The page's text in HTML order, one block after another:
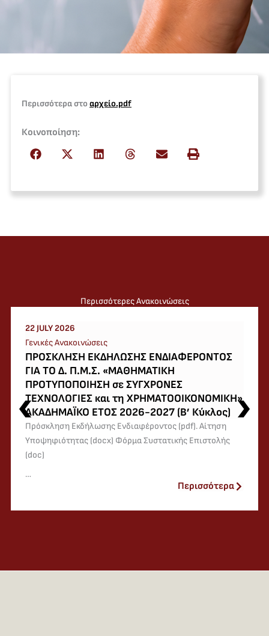
Περισσότερα στο αρχείο.pdf
Κοινοποίηση:
Περισσότερες Ανακοινώσεις
22 JULY 2026
Γενικές Ανακοινώσεις
ΠΡΟΣΚΛΗΣΗ ΕΚΔΗΛΩΣΗΣ ΕΝΔΙΑΦΕΡΟΝΤΟΣ
ΓΙΑ ΤΟ Δ. Π.Μ.Σ. «ΜΑΘΗΜΑΤΙΚΗ
ΠΡΟΤΥΠΟΠΟΙΗΣΗ σε ΣΥΓΧΡΟΝΕΣ
ΤΕΧΝΟΛΟΓΙΕΣ και τη ΧΡΗΜΑΤΟΟΙΚΟΝΟΜΙΚΗ»
ΑΚΑΔΗΜΑΪΚΟ ΕΤΟΣ 2026-2027 (Β’ Κύκλος)
Πρόσκληση Εκδήλωσης Ενδιαφέροντος (pdf). Αίτηση
Υποψηφιότητας (docx) Φόρμα Συστατικής Επιστολής
(doc)
…
Περισσότερα